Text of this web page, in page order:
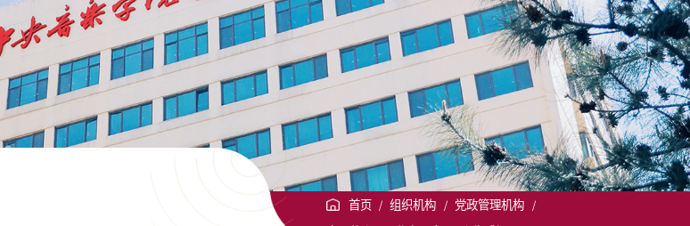
首页 / 组织机构 / 党政管理机构
/